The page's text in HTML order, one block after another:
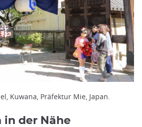
Kuwana, Präfektur Mie, Japan.
der Nähe